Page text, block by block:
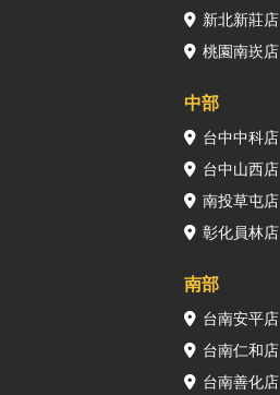
新北新莊店
桃園南崁店
中部
台中中科店
台中山西店
南投草屯店
彰化員林店
南部
台南安平店
台南仁和店
台南善化店